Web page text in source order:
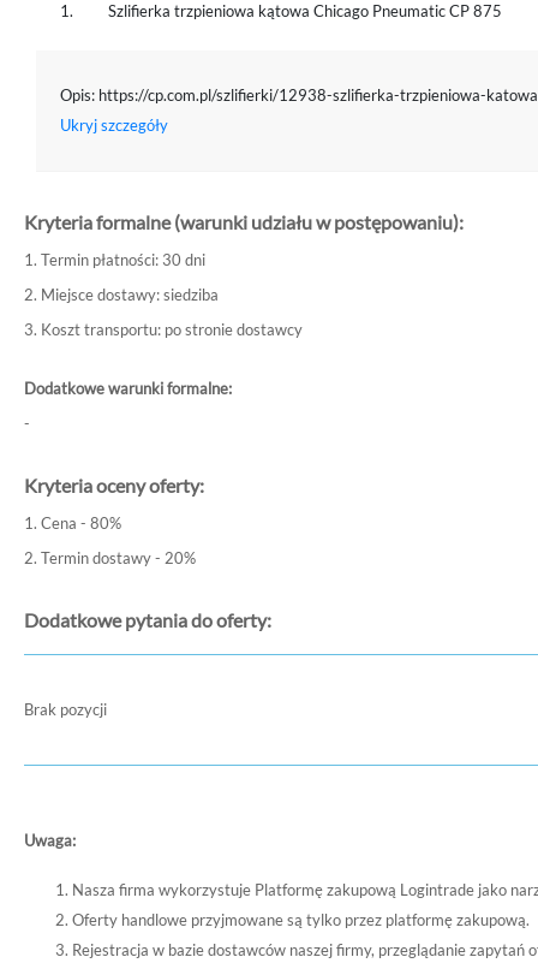
1. Szlifierka trzpieniowa kątowa Chicago Pneumatic CP 875
Opis: https://cp.com.pl/szlifierki/12938-szlifierka-trzpieniowa-
Ukryj szczegóły
Kryteria formalne (warunki udziału w postępowaniu):
1. Termin płatności: 30 dni
2. Miejsce dostawy: siedziba
3. Koszt transportu: po stronie dostawcy
Dodatkowe warunki formalne:
-
Kryteria oceny oferty:
1. Cena - 80%
2. Termin dostawy - 20%
Dodatkowe pytania do oferty:
Brak pozycji
Uwaga:
Nasza firma wykorzystuje Platformę zakupową Logintrade jako
Oferty handlowe przyjmowane są tylko przez platformę zakupową.
Rejestracja w bazie dostawców naszej firmy, przeglądanie zapytań